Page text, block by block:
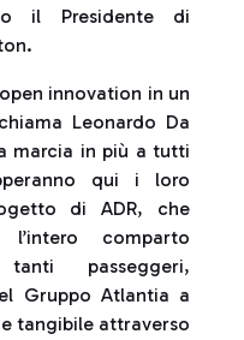
il Presidente di
innovation in un
Leonardo Da
marcia in più a tutti
qui i loro
di ADR, che
comparto
passeggeri,
Gruppo Atlantia a
tangibile attraverso